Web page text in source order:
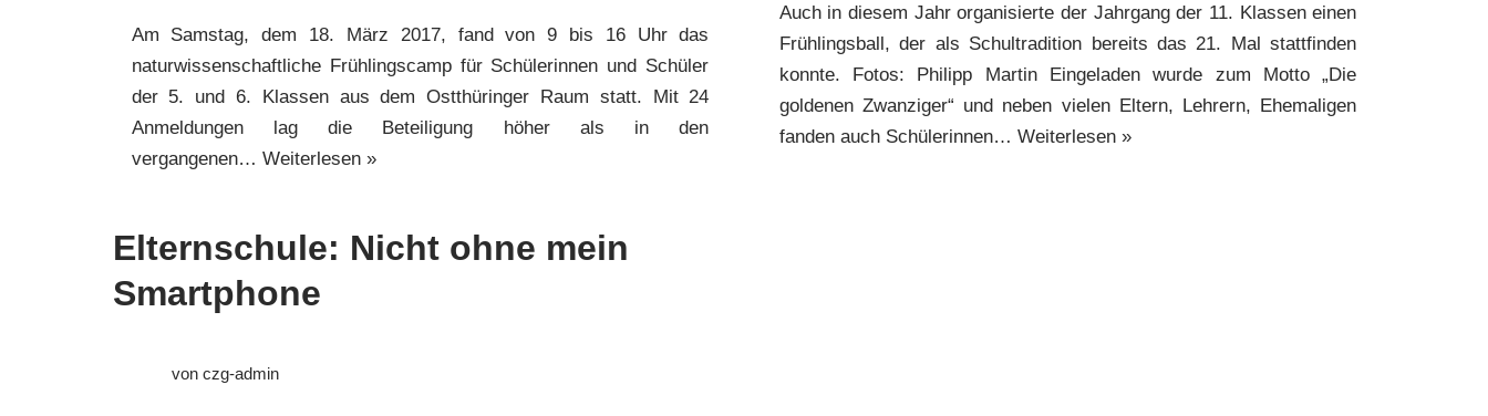
Am Samstag, dem 18. März 2017, fand von 9 bis 16 Uhr das
naturwissenschaftliche Frühlingscamp für Schülerinnen und Schüler
der 5. und 6. Klassen aus dem Ostthüringer Raum statt. Mit 24
Anmeldungen lag die Beteiligung höher als in den
vergangenen… Weiterlesen »
Auch in diesem Jahr organisierte der Jahrgang der 11. Klassen einen
Frühlingsball, der als Schultradition bereits das 21. Mal stattfinden
konnte. Fotos: Philipp Martin Eingeladen wurde zum Motto „Die
goldenen Zwanziger“ und neben vielen Eltern, Lehrern, Ehemaligen
fanden auch Schülerinnen… Weiterlesen »
Elternschule: Nicht ohne mein
Smartphone
von czg-admin